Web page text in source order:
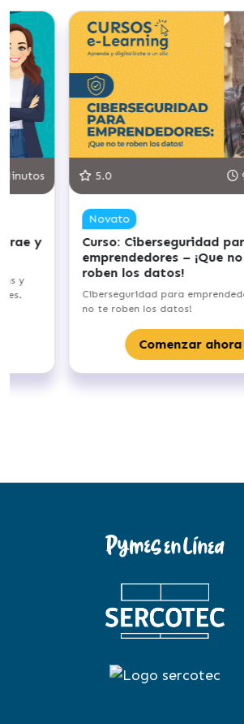
y
y
5.0
Novato
Curso: Ciberseguridad
emprendedores – ¡Que
roben los datos!
Ciberseguridad para
no te roben los datos!
Comenzar ahora